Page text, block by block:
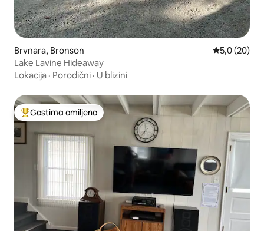
Brvnara, Bronson Prosečna
5,0 (20)
Lake Lavine Hideaway
Lokacija · Porodični · U blizini
Najuspešniji među gostima omiljenim
Gostima omiljeno